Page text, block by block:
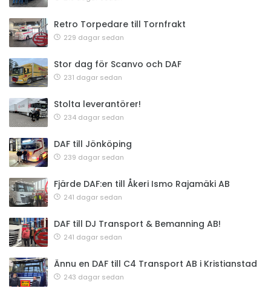
Retro Torpedare till Tornfrakt
229 dagar sedan
Stor dag för Scanvo och DAF
231 dagar sedan
Stolta leverantörer!
234 dagar sedan
DAF till Jönköping
239 dagar sedan
Fjärde DAF:en till Åkeri Ismo Rajamäki AB
241 dagar sedan
DAF till DJ Transport & Bemanning AB!
241 dagar sedan
Ännu en DAF till C4 Transport AB i Kristianstad
243 dagar sedan